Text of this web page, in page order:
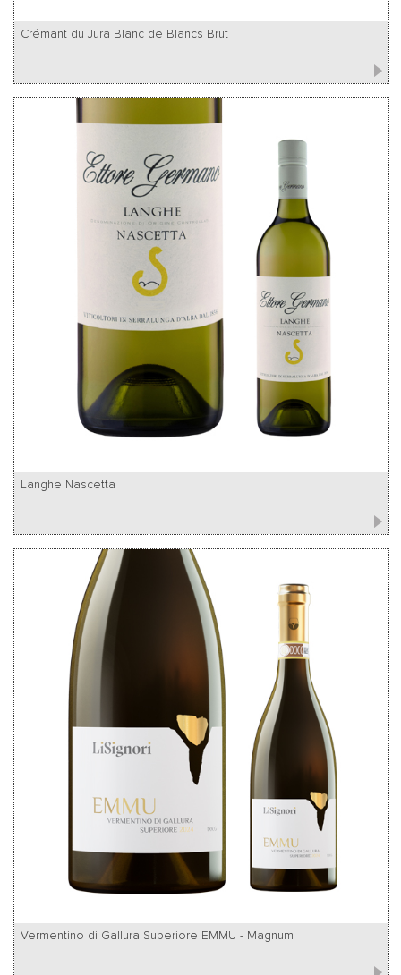
Crémant du Jura Blanc de Blancs Brut
Langhe Nascetta
Vermentino di Gallura Superiore EMMU - Magnum